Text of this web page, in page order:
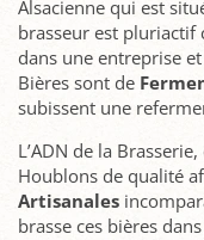
Alsacienne qui est
brasseur est pluriactif
dans une entreprise
Bières sont de
subissent une
L’ADN de la
Houblons de qualité
Artisanales
brasse ces bières